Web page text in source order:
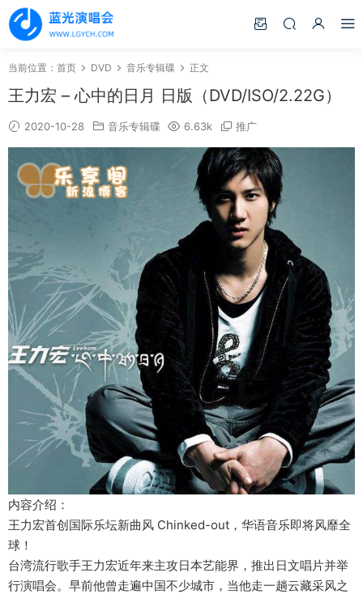
当前位置： 首页 DVD 音乐专辑碟 正文
王力宏 – 心中的日月 日版（DVD/ISO/2.22G）
2020-10-28 音乐专辑碟 6.63k 推广
内容介绍：
王力宏首创国际乐坛新曲风 Chinked-out，华语音乐即将风靡全
球！
台湾流行歌手王力宏近年来主攻日本艺能界，推出日文唱片并举
行演唱会。早前他曾走遍中国不少城市，当他走一趟云藏采风之